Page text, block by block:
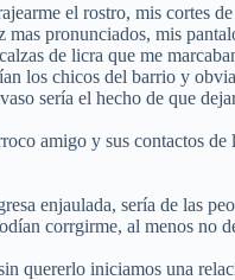
el rostro, mis cortes
pronunciados, mis
de licra que me
los chicos del barrio y
sería el hecho de que
amigo y sus contactos de
enjaulada, sería de las
corrgirme, al menos no
quererlo iniciamos una